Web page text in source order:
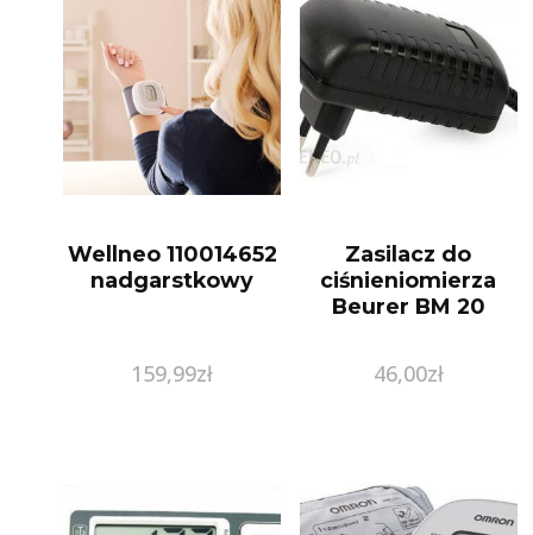
Wellneo 110014652
nadgarstkowy
159,99zł
Zasilacz do
ciśnieniomierza
Beurer BM 20
46,00zł